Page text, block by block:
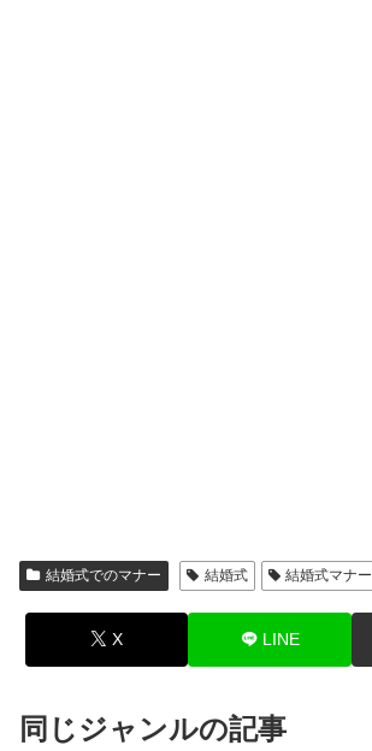
結婚式でのマナー 結婚式 結婚式マナー
X LINE
同じジャンルの記事